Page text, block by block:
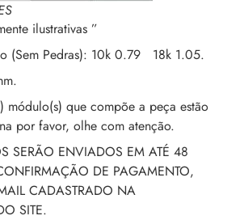
ilustrativas ”
(Sem Pedras): 10k 0.79 18k 1.05.
módulo(s) que compõe a peça estão
por favor, olhe com atenção.
SERÃO ENVIADOS EM ATÉ 48
DE PAGAMENTO,
CADASTRADO NA
SITE.